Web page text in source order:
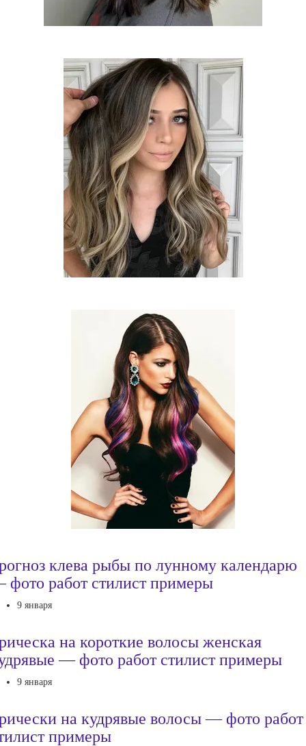
клева рыбы по лунному календарю
работ стилист примеры
9 января
на короткие волосы женская
— фото работ стилист примеры
9 января
на кудрявые волосы — фото работ
примеры